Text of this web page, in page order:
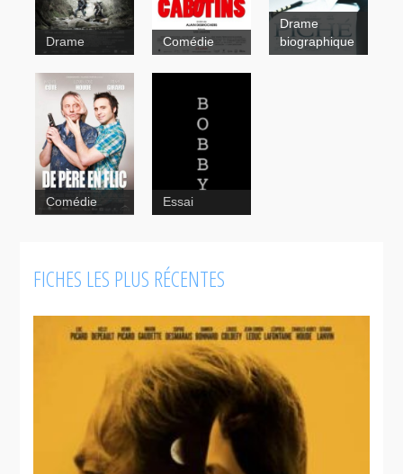
La garde
Drame Comédie
Drame
biographique
Comédie Bobby
Essai
FICHES LES PLUS RÉCENTES